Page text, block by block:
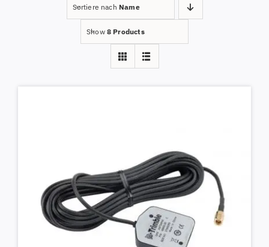
Sortiere nach Name
Show 8 Products